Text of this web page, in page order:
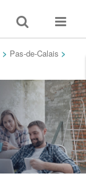
Toggle
search
Toggle
> Pas-de-Calais >